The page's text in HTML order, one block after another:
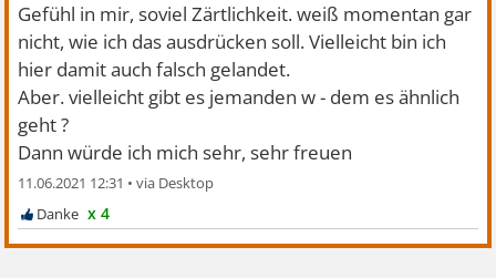
Gefühl in mir, soviel Zärtlichkeit. weiß momentan gar
nicht, wie ich das ausdrücken soll. Vielleicht bin ich
hier damit auch falsch gelandet.
Aber. vielleicht gibt es jemanden w - dem es ähnlich
geht ?
Dann würde ich mich sehr, sehr freuen
11.06.2021 12:31 •
x 4